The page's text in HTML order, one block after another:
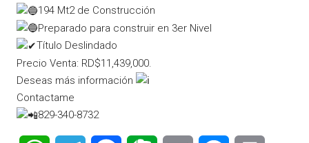
194 Mt2 de Construcción
Preparado para construir en 3er Nivel
Título Deslindado
Precio Venta: RD$11,439,000.
Deseas más información
Contactame
829-340-8732